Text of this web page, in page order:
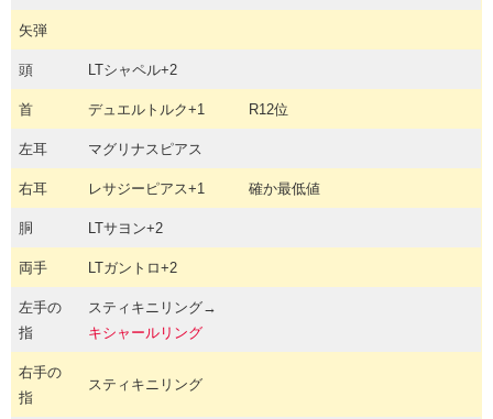
矢弾
頭 LTシャペル+2
首 デュエルトルク+1 R12位
左耳 マグリナスピアス
右耳 レサジーピアス+1 確か最低値
胴 LTサヨン+2
両手 LTガントロ+2
左手の
指
スティキニリング→
キシャールリング
右手の
指
スティキニリング